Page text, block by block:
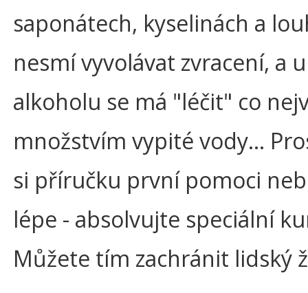
saponátech, kyselinách a
nesmí vyvolávat zvracení, a u
alkoholu se má "léčit" co
množstvím vypité vody…
si příručku první pomoci
lépe - absolvujte speciální
Můžete tím zachránit lidský